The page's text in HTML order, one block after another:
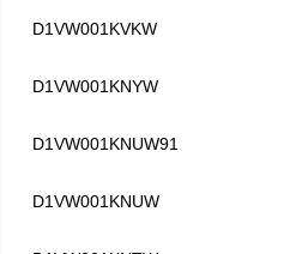
D1VW001KVKW
D1VW001KNYW
D1VW001KNUW91
D1VW001KNUW